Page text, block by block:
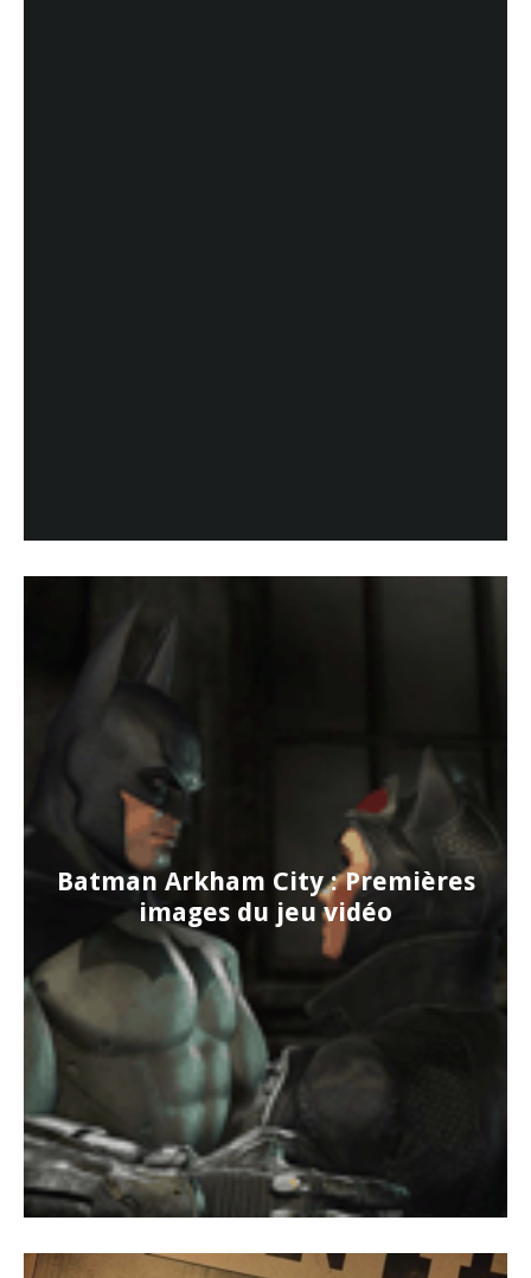
Batman Arkham City : Premières
images du jeu vidéo